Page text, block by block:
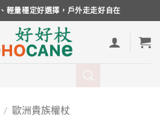
輕量穩定好選擇，戶外走走好自在
/ 歐洲貴族權杖